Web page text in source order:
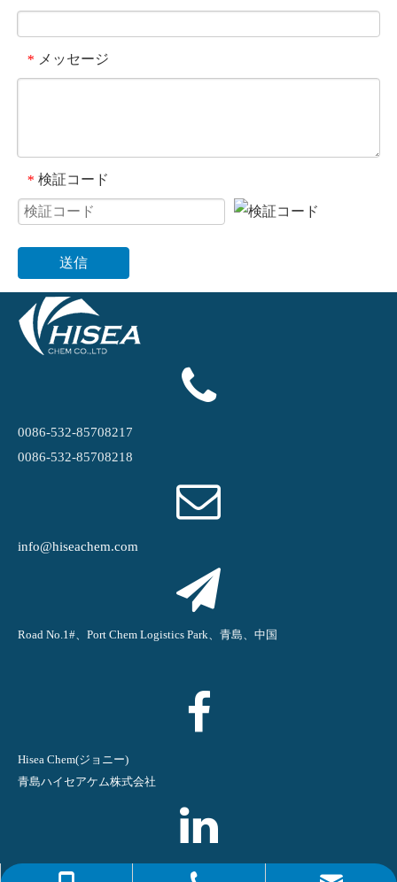
* メッセージ
* 検証コード
送信
0086-532-85708217
0086-532-85708218
info@hiseachem.com
Road No.1#、Port Chem Logistics Park、青島、中国
Hisea Chem(ジョニー)
青島ハイセアケム株式会社
青島ハイセアケム株式会社